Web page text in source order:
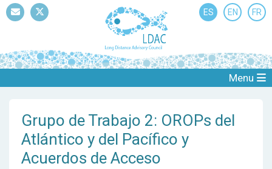
ES EN FR
Menu
Grupo de Trabajo 2: OROPs del
Atlántico y del Pacífico y
Acuerdos de Acceso